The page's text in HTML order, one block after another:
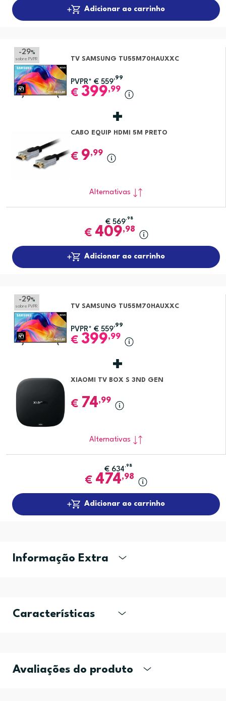
Adicionar ao carrinho
-29%
sobre PVPR TV SAMSUNG TU55M70HAUXXC
PVPR* € 559
,99
€ 399,99
CABO EQUIP HDMI 5M PRETO
€ 9,99
Alternativas
€ 569 ,98
€ 409,98
Adicionar ao carrinho
-29%
sobre PVPR TV SAMSUNG TU55M70HAUXXC
PVPR* € 559
,99
€ 399,99
XIAOMI TV BOX S 3ND GEN
€ 74,99
Alternativas
€ 634 ,98
€ 474,98
Adicionar ao carrinho
Informação Extra
Características
Avaliações do produto